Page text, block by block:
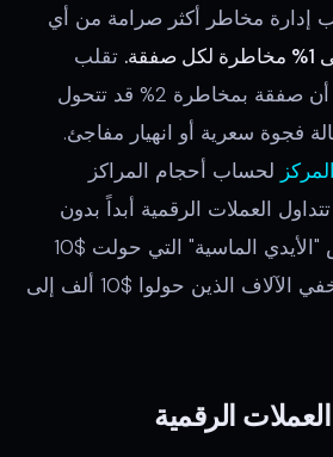
إدارة مخاطر أكثر صرامة من أي
تقلب
العملات الرقمية يعني أن صفقة بمخاطرة 2% قد تتحول
في حالة فجوة سعرية أو انهيار مفاجئ.
لحساب أحجام المراكز
العملات الرقمية أبداً بدون
وقف خسارة — قصص "الأيدي الماسية" التي حولت $10
ألف إلى $100 ألف تخفي الآلاف الذين حولوا $10 ألف إلى
الرقمية